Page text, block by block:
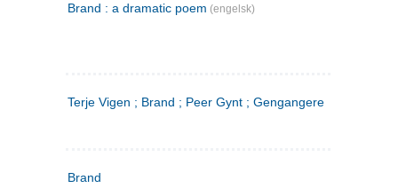
Brand : a dramatic poem (engelsk)
Terje Vigen ; Brand ; Peer Gynt ; Gengangere
Brand